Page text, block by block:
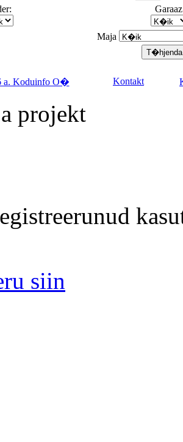
Maja
a. Koduinfo O� Kontakt
projekt
siin